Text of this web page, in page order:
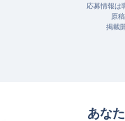
応募情報は
原
掲載
あな